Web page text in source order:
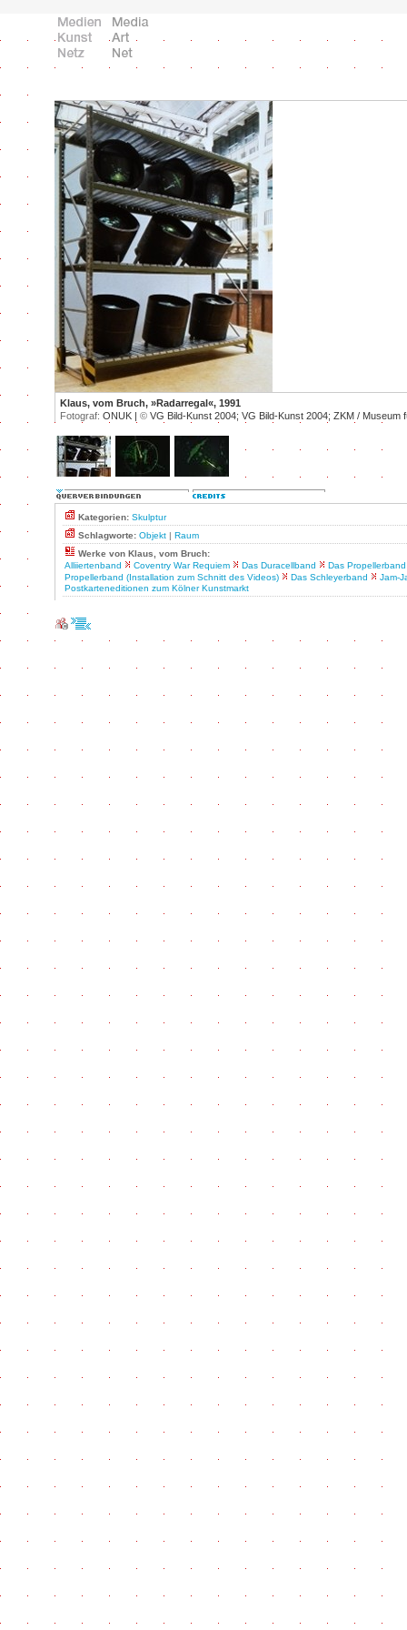
Klaus, vom Bruch, »Radarregal«, 1991
Fotograf: ONUK | © VG Bild-Kunst 2004; VG Bild-Kunst 2004; ZKM / Museum
Kategorien: Skulptur
Schlagworte: Objekt | Raum
Werke von Klaus, vom Bruch:
Alliiertenband
Coventry War Requiem Das Duracellband
Das Propellerband
Propellerband (Installation zum Schnitt des Videos)
Das Schleyerband
Jam-
Postkarteneditionen zum Kölner Kunstmarkt